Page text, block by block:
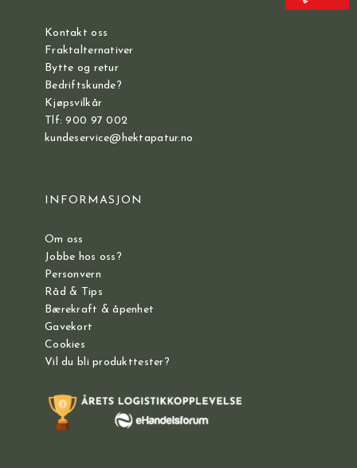
Kontakt oss
Fraktalternativer
Bytte og retur
Bedriftskunde?
Kjøpsvilkår
Tlf: 900 97 002
kundeservice@hektapatur.no
INFORMASJON
Om oss
Jobbe hos oss?
Personvern
Råd & Tips
Bærekraft & åpenhet
Gavekort
Cookies
Vil du bli produkttester?